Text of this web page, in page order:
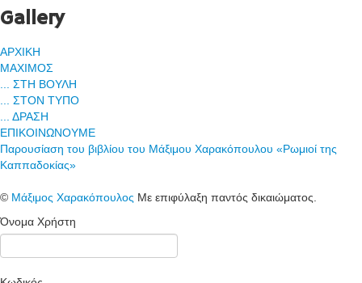
Gallery
ΑΡΧΙΚΗ
ΜΑΧΙΜΟΣ
... ΣΤΗ ΒΟΥΛΗ
... ΣΤΟΝ ΤΥΠΟ
... ΔΡΑΣΗ
ΕΠΙΚΟΙΝΩΝΟΥΜΕ
Παρουσίαση του βιβλίου του Μάξιμου Χαρακόπουλου «Ρωμιοί της
Καππαδοκίας»
© Μάξιμος Χαρακόπουλος Με επιφύλαξη παντός δικαιώματος.
Όνομα Χρήστη